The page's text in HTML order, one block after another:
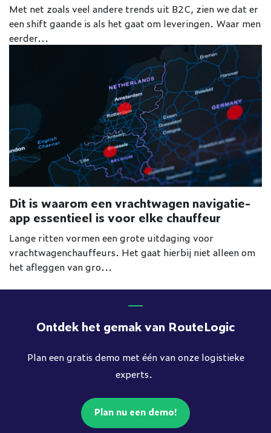
Met net zoals veel andere trends uit B2C, zien we dat er
een shift gaande is als het gaat om leveringen. Waar men
eerder...
Dit is waarom een vrachtwagen navigatie-
app essentieel is voor elke chauffeur
Lange ritten vormen een grote uitdaging voor
vrachtwagenchauffeurs. Het gaat hierbij niet alleen om
het afleggen van gro...
Ontdek het gemak van RouteLogic
Plan een gratis demo met één van onze logistieke
experts.
Plan nu een demo!